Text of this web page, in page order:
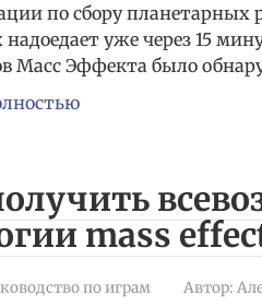
по сбору планетарных
надоедает уже через 15
Масс Эффекта было
mass
по играм Автор: